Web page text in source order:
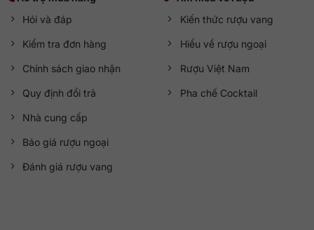
Hỏi và đáp
Kiểm tra đơn hàng
Chính sách giao nhận
Quy định đổi trả
Nhà cung cấp
Báo giá rượu ngoại
Đánh giá rượu vang
Kiến thức rượu vang
Hiểu về rượu ngoại
Rượu Việt Nam
Pha chế Cocktail